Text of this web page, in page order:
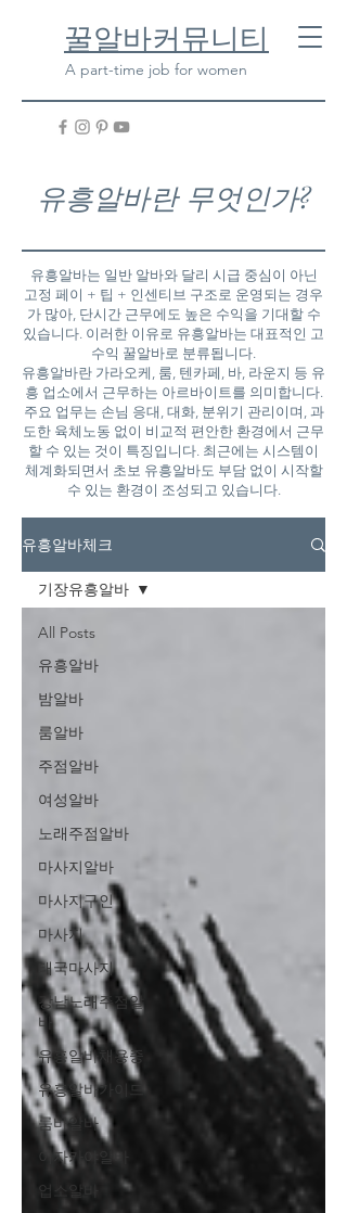
​꿀알바커뮤니티
A part-time job for women
유흥알바란 무엇인가?
유흥알바는 일반 알바와 달리 시급 중심이 아닌
고정 페이 + 팁 + 인센티브 구조로 운영되는 경우
가 많아, 단시간 근무에도 높은 수익을 기대할 수
있습니다. 이러한 이유로 유흥알바는 대표적인 고
수익 꿀알바로 분류됩니다.
유흥알바란 가라오케, 룸, 텐카페, 바, 라운지 등 유
흥 업소에서 근무하는 아르바이트를 의미합니다.
주요 업무는 손님 응대, 대화, 분위기 관리이며, 과
도한 육체노동 없이 비교적 편안한 환경에서 근무
할 수 있는 것이 특징입니다. 최근에는 시스템이
체계화되면서 초보 유흥알바도 부담 없이 시작할
수 있는 환경이 조성되고 있습니다.
유흥알바체크
All Posts
유흥알바
밤알바
룸알바
주점알바
여성알바
노래주점알바
마사지알바
마사지구인
마사지
태국마사지
강남노래주점알
바
유흥알바채용중
유흥알바가이드
룸바알바
이자카야알바
업소알바
기장유흥알바